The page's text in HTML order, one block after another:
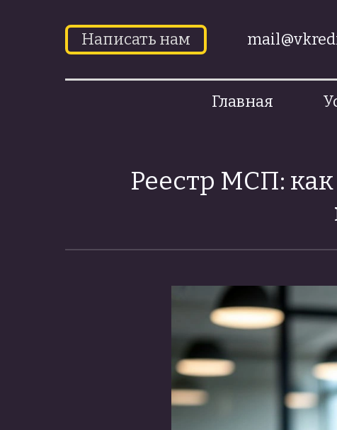
Написать нам
Главная
Реестр МСП: как